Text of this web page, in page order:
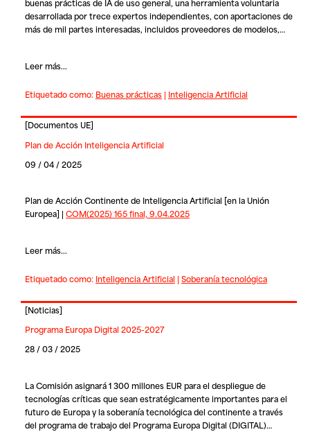
desarrollada por trece expertos independientes, con aportaciones de
más de mil partes interesadas, incluidos proveedores de modelos,…
Leer más...
Etiquetado como: Buenas prácticas| Inteligencia Artificial
[Documentos UE]
Plan de Acción Inteligencia Artificial
09 / 04 / 2025
Plan de Acción Continente de Inteligencia Artificial [en la Unión
Europea] | COM(2025) 165 final, 9.04.2025
Leer más...
Etiquetado como: Inteligencia Artificial | Soberanía tecnológica
[Noticias]
Programa Europa Digital 2025-2027
28 / 03 / 2025
La Comisión asignará 1 300 millones EUR para el despliegue de
tecnologías críticas que sean estratégicamente importantes para el
futuro de Europa y la soberanía tecnológica del continente a través
del programa de trabajo del Programa Europa Digital (DIGITAL)…